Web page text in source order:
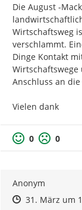
Die August -
Wirtschaftsweg
verschlammt.
Dinge Kontakt
Anschluss an
Vielen dank
0 0
Anonym
Zeitpunkt des
Zeitpunkt des
31. März um